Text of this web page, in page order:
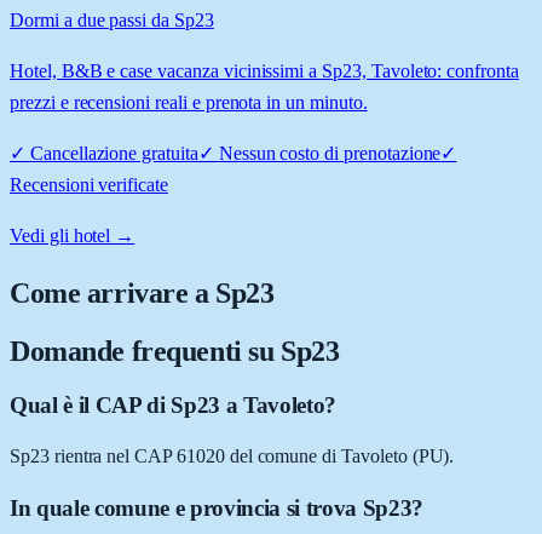
Dormi a due passi da Sp23
Hotel, B&B e case vacanza vicinissimi a Sp23, Tavoleto: confronta
prezzi e recensioni reali e prenota in un minuto.
✓ Cancellazione gratuita✓ Nessun costo di prenotazione✓
Recensioni verificate
Vedi gli hotel →
Come arrivare a Sp23
Domande frequenti su Sp23
Qual è il CAP di Sp23 a Tavoleto?
Sp23 rientra nel CAP 61020 del comune di Tavoleto (PU).
In quale comune e provincia si trova Sp23?